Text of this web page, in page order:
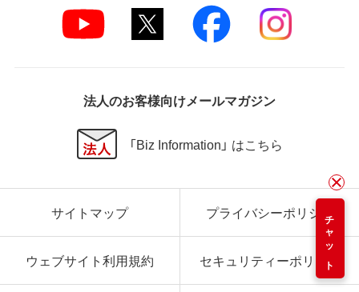
チャット
法人のお客様向けメールマガジン
「Biz Information」 はこちら
サイトマップ プライバシーポリシー
ウェブサイト利用規約 セキュリティーポリシー